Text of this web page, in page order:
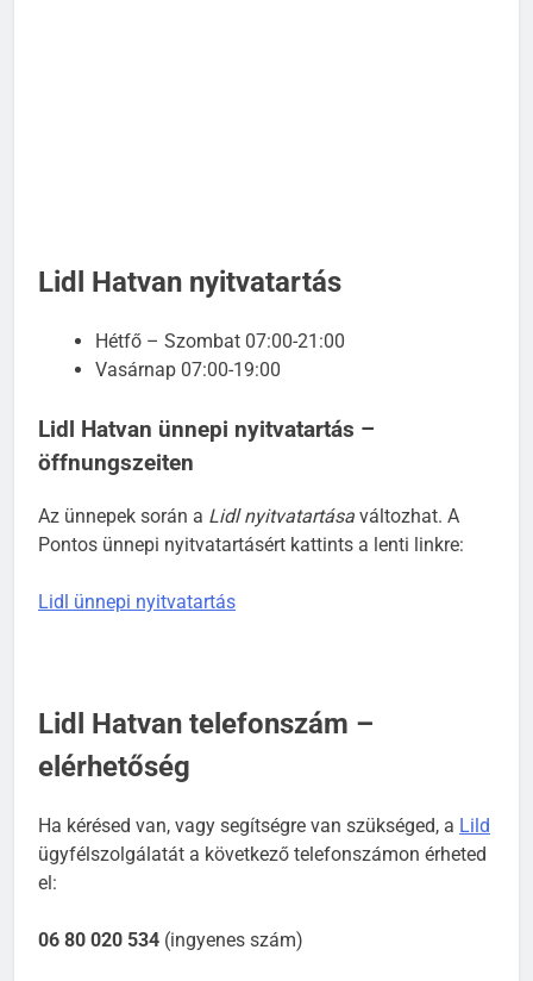
Lidl Hatvan nyitvatartás
Hétfő – Szombat 07:00-21:00
Vasárnap 07:00-19:00
Lidl Hatvan ünnepi nyitvatartás –
öffnungszeiten
Az ünnepek során a Lidl nyitvatartása változhat. A
Pontos ünnepi nyitvatartásért kattints a lenti linkre:
Lidl ünnepi nyitvatartás
Lidl Hatvan telefonszám –
elérhetőség
Ha kérésed van, vagy segítségre van szükséged, a Lild
ügyfélszolgálatát a következő telefonszámon érheted
el:
06 80 020 534 (ingyenes szám)